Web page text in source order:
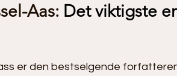
Aas: Det viktigste
er den bestselgende